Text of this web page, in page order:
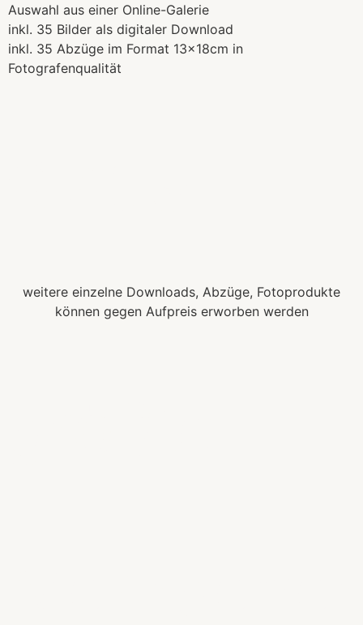
Auswahl aus einer Online-Galerie
inkl. 35 Bilder als digitaler Download
inkl. 35 Abzüge im Format 13x18cm in
Fotografenqualität
weitere einzelne Downloads, Abzüge, Fotoprodukte
können gegen Aufpreis erworben werden